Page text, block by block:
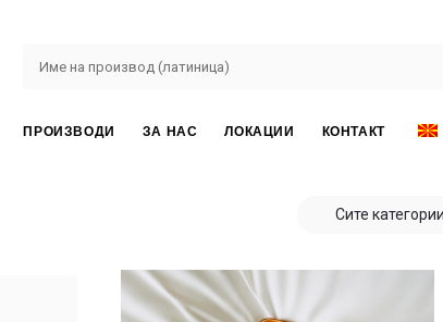
ПРОИЗВОДИ ЗА НАС ЛОКАЦИИ КОНТАКТ
Сите категории